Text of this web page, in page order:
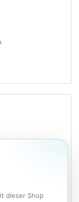
dieser Shop